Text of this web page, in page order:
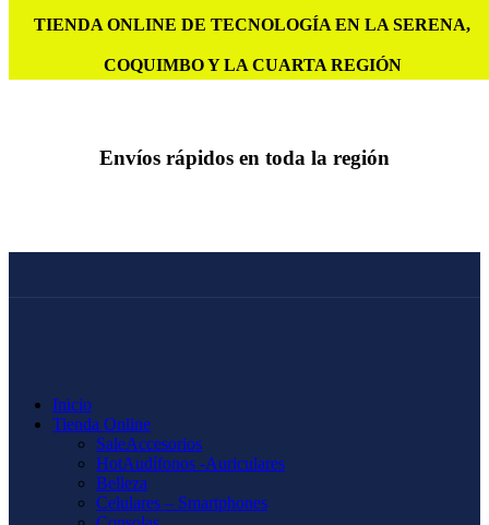
TIENDA ONLINE DE TECNOLOGÍA EN LA SERENA,
COQUIMBO Y LA CUARTA REGIÓN
Envíos rápidos en toda la región
Inicio
Tienda Online
SaleAccesorios
HotAudífonos -Auriculares
Belleza
Celulares – Smartphones